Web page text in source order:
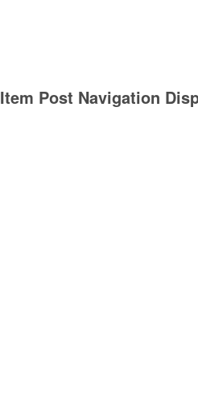
Item Post Navigation